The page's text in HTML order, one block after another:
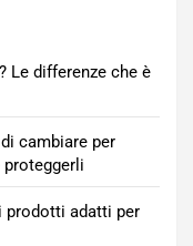
Le differenze che è
cambiare per
prodotti adatti per